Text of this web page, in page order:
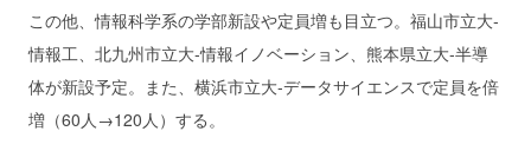
この他、情報科学系の学部新設や定員増も目立つ。福山市立大‐
情報工、北九州市立大‐情報イノベーション、熊本県立大‐半導
体が新設予定。また、横浜市立大‐データサイエンスで定員を倍
増（60人→120人）する。